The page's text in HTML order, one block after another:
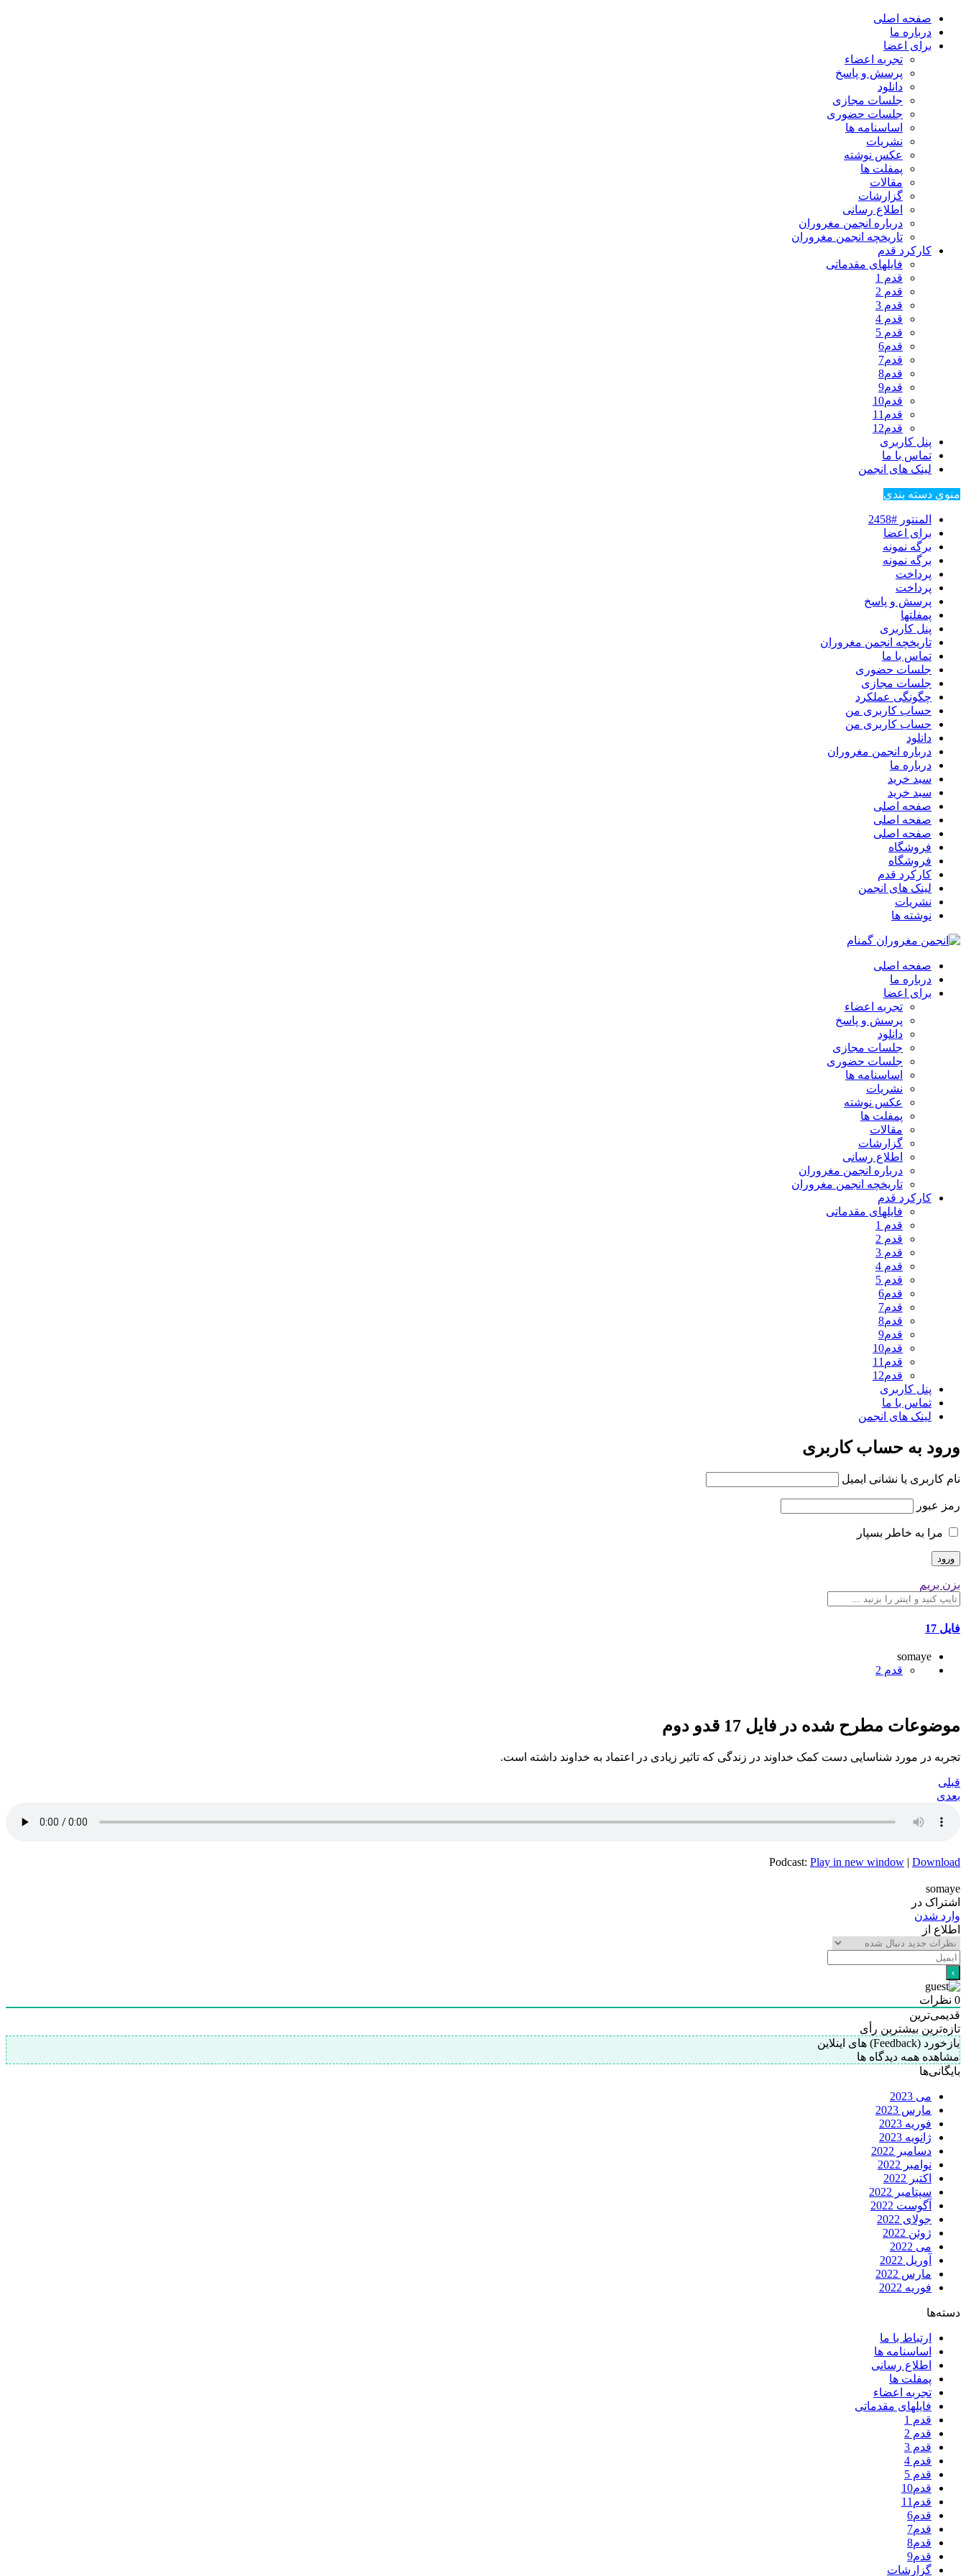
صفحه اصلی
درباره ما
برای اعضا
تجربه اعضاء
پرسش و پاسخ
دانلود
جلسات مجازی
جلسات حضوری
اساسنامه ها
نشریات
عکس نوشته
پمفلت ها
مقالات
گزارشات
اطلاع رسانی
درباره انجمن مغروران
تاریخچه انجمن مغروران
کارکرد قدم
فایلهای مقدماتی
قدم 1
قدم 2
قدم 3
قدم 4
قدم 5
قدم6
قدم7
قدم8
قدم9
قدم10
قدم11
قدم12
پنل کاربری
تماس با ما
لینک های انجمن
منوی دسته بندی
المنتور #2458
برای اعضا
برگه نمونه
برگه نمونه
پرداخت
پرداخت
پرسش و پاسخ
پمفلتها
پنل کاربری
تاریخچه انجمن مغروران
تماس با ما
جلسات حضوری
جلسات مجازی
چگونگی عملکرد
حساب کاربری من
حساب کاربری من
دانلود
درباره انجمن مغروران
درباره ما
سبد خرید
سبد خرید
صفحه اصلی
صفحه اصلی
صفحه اصلی
فروشگاه
فروشگاه
کارکرد قدم
لینک های انجمن
نشریات
نوشته ها
صفحه اصلی
درباره ما
برای اعضا
تجربه اعضاء
پرسش و پاسخ
دانلود
جلسات مجازی
جلسات حضوری
اساسنامه ها
نشریات
عکس نوشته
پمفلت ها
مقالات
گزارشات
اطلاع رسانی
درباره انجمن مغروران
تاریخچه انجمن مغروران
کارکرد قدم
فایلهای مقدماتی
قدم 1
قدم 2
قدم 3
قدم 4
قدم 5
قدم6
قدم7
قدم8
قدم9
قدم10
قدم11
قدم12
پنل کاربری
تماس با ما
لینک های انجمن
ورود به حساب کاربری
نام کاربری یا نشانی ایمیل
رمز عبور
مرا به خاطر بسپار
بزن بریم
فایل 17
somaye
قدم 2
موضوعات مطرح شده در فایل 17 قدو دوم
تجربه در مورد شناسایی دست کمک خداوند در زندگی که تاثیر زیادی در اعتماد به خداوند داشته است.
قبلی
بعدی
Podcast: Play in new window | Download
somaye
اشتراک در
وارد شدن
اطلاع از
0 نظرات
قدیمی‌ترین
تازه‌ترین بیشترین رأی
بازخورد (Feedback) های اینلاین
مشاهده همه دیدگاه ها
بایگانی‌ها
می 2023
مارس 2023
فوریه 2023
ژانویه 2023
دسامبر 2022
نوامبر 2022
اکتبر 2022
سپتامبر 2022
آگوست 2022
جولای 2022
ژوئن 2022
می 2022
آوریل 2022
مارس 2022
فوریه 2022
دسته‌ها
ارتباط با ما
اساسنامه ها
اطلاع رسانی
پمفلت ها
تجربه اعضاء
فایلهای مقدماتی
قدم 1
قدم 2
قدم 3
قدم 4
قدم 5
قدم10
قدم11
قدم6
قدم7
قدم8
قدم9
گزارشات